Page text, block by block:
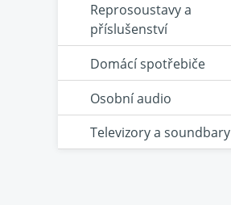
Reprosoustavy a
příslušenství
Domácí spotřebiče
Osobní audio
Televizory a soundbary